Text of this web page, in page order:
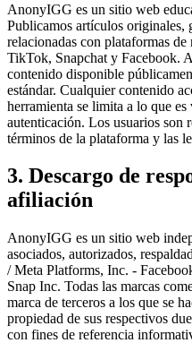
AnonyIGG es un sitio web
Publicamos artículos originales,
relacionadas con plataformas
TikTok, Snapchat y Facebook.
contenido disponible
estándar. Cualquier contenido
herramienta se limita a lo que
autenticación. Los usuarios son
términos de la plataforma y las
3. Descargo de
afiliación
AnonyIGG es un sitio web
asociados, autorizados,
/ Meta Platforms, Inc. -
Snap Inc. Todas las marcas
marca de terceros a los que se
propiedad de sus respectivos
con fines de referencia